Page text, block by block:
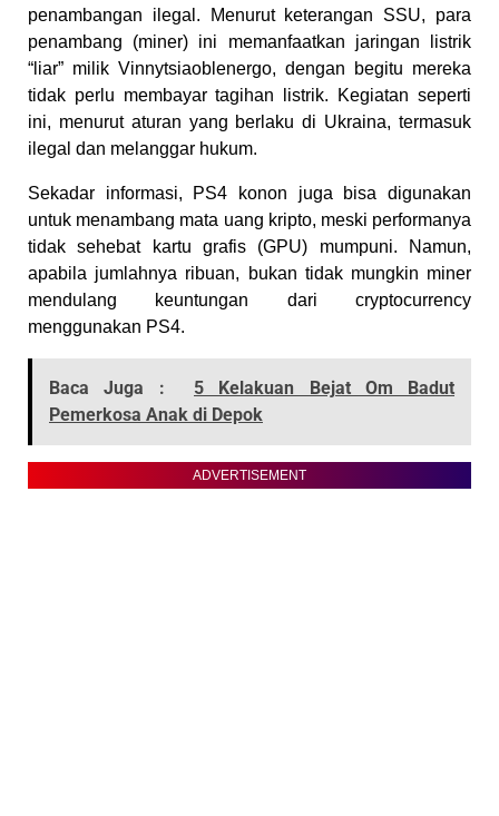
penambangan ilegal. Menurut keterangan SSU, para
penambang (miner) ini memanfaatkan jaringan listrik
“liar” milik Vinnytsiaoblenergo, dengan begitu mereka
tidak perlu membayar tagihan listrik. Kegiatan seperti
ini, menurut aturan yang berlaku di Ukraina, termasuk
ilegal dan melanggar hukum.
Sekadar informasi, PS4 konon juga bisa digunakan
untuk menambang mata uang kripto, meski performanya
tidak sehebat kartu grafis (GPU) mumpuni. Namun,
apabila jumlahnya ribuan, bukan tidak mungkin miner
mendulang keuntungan dari cryptocurrency
menggunakan PS4.
Baca Juga :
5 Kelakuan Bejat Om Badut
Pemerkosa Anak di Depok
ADVERTISEMENT